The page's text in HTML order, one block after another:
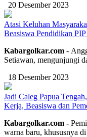
20 Desember 2023
Atasi Keluhan
Beasiswa Pendidikan
Kabargolkar.com -
Setiawan, mengunjungi
18 Desember 2023
Jadi Caleg Papua
Kerja, Beasiswa dan
Kabargolkar.com -
warna baru, khususnya